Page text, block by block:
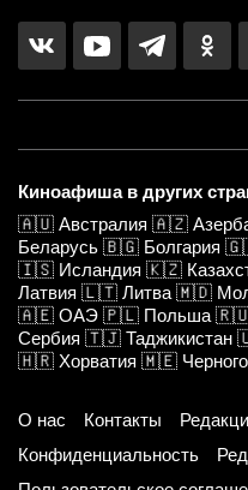
Киноафиша в других
🇦🇺 Австралия 🇦🇿
Беларусь 🇧🇬 Болгария
🇮🇸 Исландия 🇰🇿
Латвия 🇱🇹 Литва 🇲🇩
🇦🇪 ОАЭ 🇵🇱 Польша
Сербия 🇹🇯 Таджикистан
🇭🇷 Хорватия 🇲🇪
О нас Контакты
Конфиденциальность